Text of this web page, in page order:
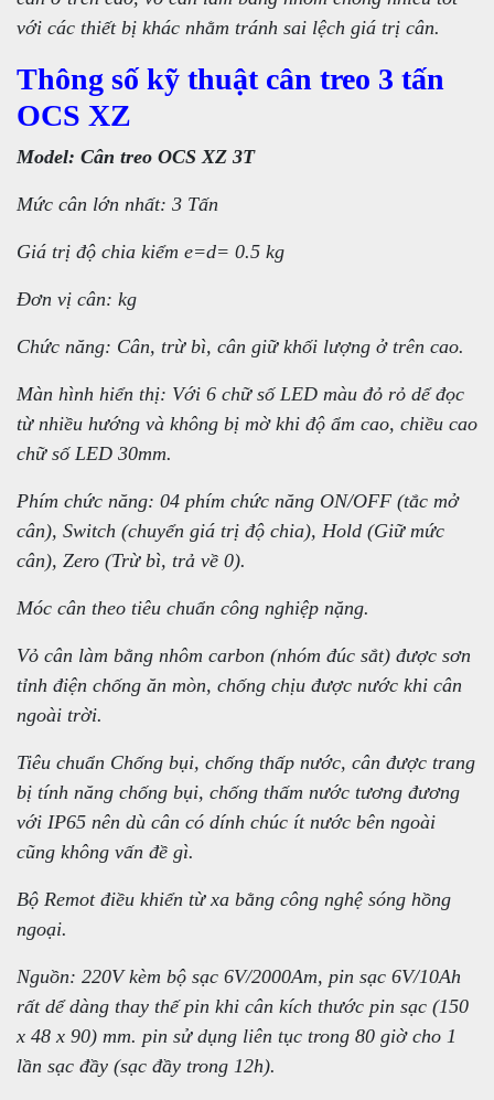
với các thiết bị khác nhằm tránh sai lệch giá trị cân.
Thông số kỹ thuật cân treo 3 tấn
OCS XZ
Model: Cân treo OCS XZ 3T
Mức cân lớn nhất: 3 Tấn
Giá trị độ chia kiểm e=d= 0.5 kg
Đơn vị cân: kg
Chức năng: Cân, trừ bì, cân giữ khối lượng ở trên cao.
Màn hình hiển thị: Với 6 chữ số LED màu đỏ rỏ dể đọc
từ nhiều hướng và không bị mờ khi độ ẩm cao, chiều cao
chữ số LED 30mm.
Phím chức năng: 04 phím chức năng ON/OFF (tắc mở
cân), Switch (chuyển giá trị độ chia), Hold (Giữ mức
cân), Zero (Trừ bì, trả về 0).
Móc cân theo tiêu chuẩn công nghiệp nặng.
Vỏ cân làm bằng nhôm carbon (nhóm đúc sắt) được sơn
tỉnh điện chống ăn mòn, chống chịu được nước khi cân
ngoài trời.
Tiêu chuẩn Chống bụi, chống thấp nước, cân được trang
bị tính năng chống bụi, chống thấm nước tương đương
với IP65 nên dù cân có dính chúc ít nước bên ngoài
cũng không vấn đề gì.
Bộ Remot điều khiển từ xa bằng công nghệ sóng hồng
ngoại.
Nguồn: 220V kèm bộ sạc 6V/2000Am, pin sạc 6V/10Ah
rất dể dàng thay thế pin khi cân kích thước pin sạc (150
x 48 x 90) mm. pin sử dụng liên tục trong 80 giờ cho 1
lần sạc đầy (sạc đầy trong 12h).